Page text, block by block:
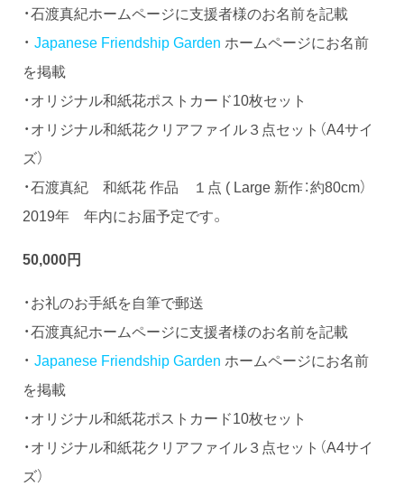
・石渡真紀ホームページに支援者様のお名前を記載
・ Japanese Friendship Garden ホームページにお名前
を掲載
・オリジナル和紙花ポストカード10枚セット
・オリジナル和紙花クリアファイル３点セット（A4サイ
ズ）
・石渡真紀 和紙花 作品 １点 ( Large 新作：約80cm）
2019年 年内にお届予定です。
50,000円
・お礼のお手紙を自筆で郵送
・石渡真紀ホームページに支援者様のお名前を記載
・ Japanese Friendship Garden ホームページにお名前
を掲載
・オリジナル和紙花ポストカード10枚セット
・オリジナル和紙花クリアファイル３点セット（A4サイ
ズ）